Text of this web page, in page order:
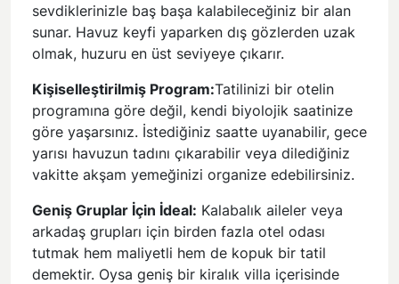
sevdiklerinizle baş başa kalabileceğiniz bir alan
sunar. Havuz keyfi yaparken dış gözlerden uzak
olmak, huzuru en üst seviyeye çıkarır.
Kişiselleştirilmiş Program:Tatilinizi bir otelin
programına göre değil, kendi biyolojik saatinize
göre yaşarsınız. İstediğiniz saatte uyanabilir, gece
yarısı havuzun tadını çıkarabilir veya dilediğiniz
vakitte akşam yemeğinizi organize edebilirsiniz.
Geniş Gruplar İçin İdeal: Kalabalık aileler veya
arkadaş grupları için birden fazla otel odası
tutmak hem maliyetli hem de kopuk bir tatil
demektir. Oysa geniş bir kiralık villa içerisinde